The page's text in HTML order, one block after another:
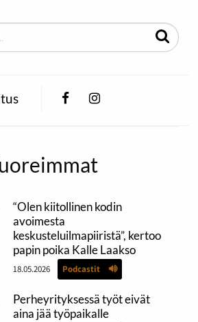
FacebookInstagram
“Olen kiitollinen kodin
avoimesta
keskusteluilmapiiristä”, kertoo
papin poika Kalle Laakso
18.05.2026 Podcastit
Perheyrityksessä työt eivät
aina jää työpaikalle